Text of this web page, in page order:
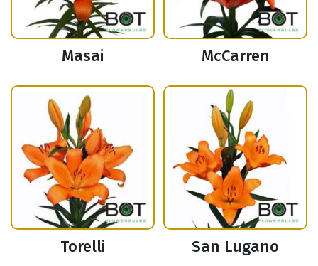
Masai McCarren
Torelli San Lugano